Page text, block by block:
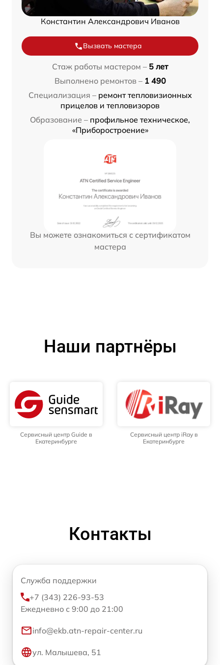
Константин Александрович Иванов
Вызвать мастера
Стаж работы мастером – 5 лет
Выполнено ремонтов – 1 490
Специализация – ремонт тепловизионных
прицелов и тепловизоров
Образование – профильное техническое,
«Приборостроение»
Вы можете ознакомиться с сертификатом
мастера
Наши партнёры
Сервисный центр Guide в
Екатеринбурге
Сервисный центр iRay в
Екатеринбурге
Контакты
Служба поддержки
+7 (343) 226-93-53
Ежедневно с 9:00 до 21:00
info@ekb.atn-repair-center.ru
ул. Малышева, 51